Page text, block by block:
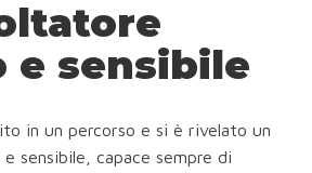
e sensibile
in un percorso e si è rivelato un
sensibile, capace sempre di